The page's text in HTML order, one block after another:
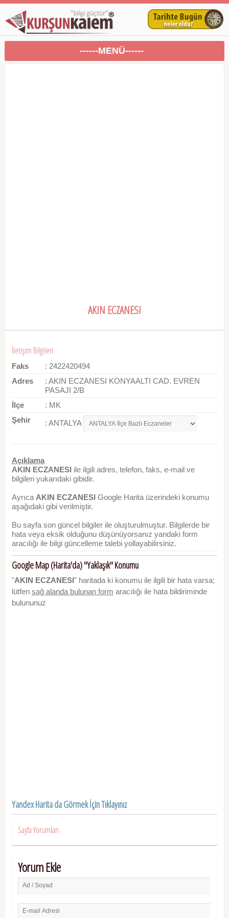
------MENÜ------
AKIN ECZANESI
İletişim Bilgileri
Faks
: 2422420494
Adres
: AKIN ECZANESI KONYAALTI CAD. EVREN
PASAJI 2/B
İlçe
: MK
Şehir
: ANTALYA
Açıklama
AKIN ECZANESIile ilgili adres, telefon, faks, e-mail ve
bilgileri yukarıdaki gibidir.
AyrıcaAKIN ECZANESIGoogle Harita üzerindeki konumu
aşağıdaki gibi verilmiştir.
Bu sayfa son güncel bilgiler ile oluşturulmuştur. Bilgilerde bir
hata veya eksik olduğunu düşünüyorsanız yandaki form
aracılığı ile bilgi güncelleme talebi yollayabilirsiniz.
Google Map (Harita'da) "Yaklaşık" Konumu
"AKIN ECZANESI" haritada ki konumu ile ilgili bir hata varsa;
lütfen sağ alanda bulunan form aracılığı ile hata bildiriminde
bulununuz
Yandex Harita da Görmek İçin Tıklayınız
Sayfa Yorumları
Yorum Ekle
Ad / Soyad
E-mail Adresi